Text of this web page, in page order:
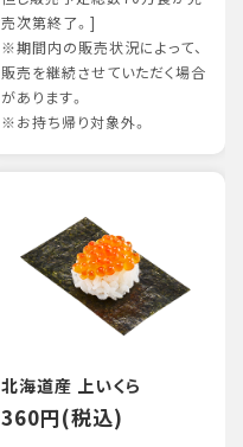
売次第終了。]
※期間内の販売状況によって、
販売を継続させていただく場合
があります。
※お持ち帰り対象外。
北海道産 上いくら
360円(税込)